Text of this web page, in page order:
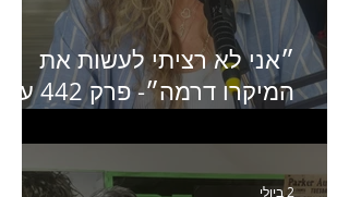
״אני לא רציתי לעשות את
המיקרו דרמה״- פרק 442 עם
של יד2
2 ביולי